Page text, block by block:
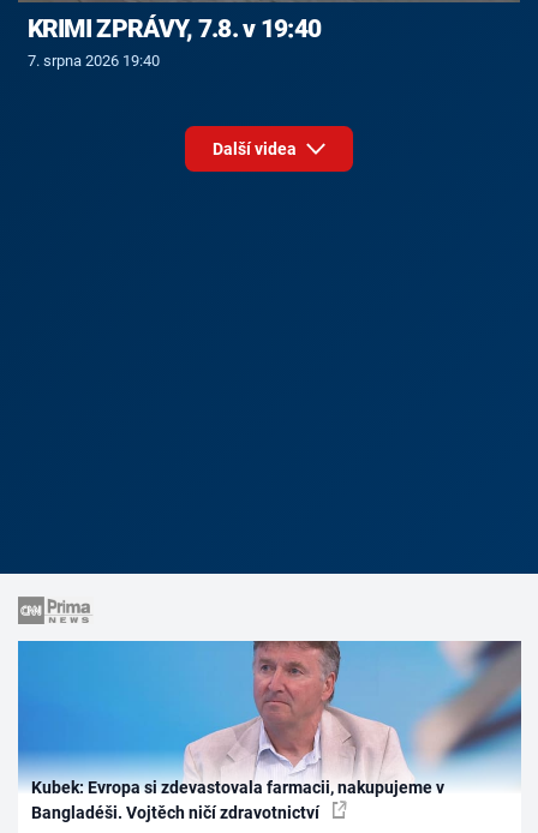
KRIMI ZPRÁVY, 7.8. v 19:40
7. srpna 2026 19:40
Další videa
Kubek: Evropa si zdevastovala farmacii, nakupujeme v
Bangladéši. Vojtěch ničí zdravotnictví